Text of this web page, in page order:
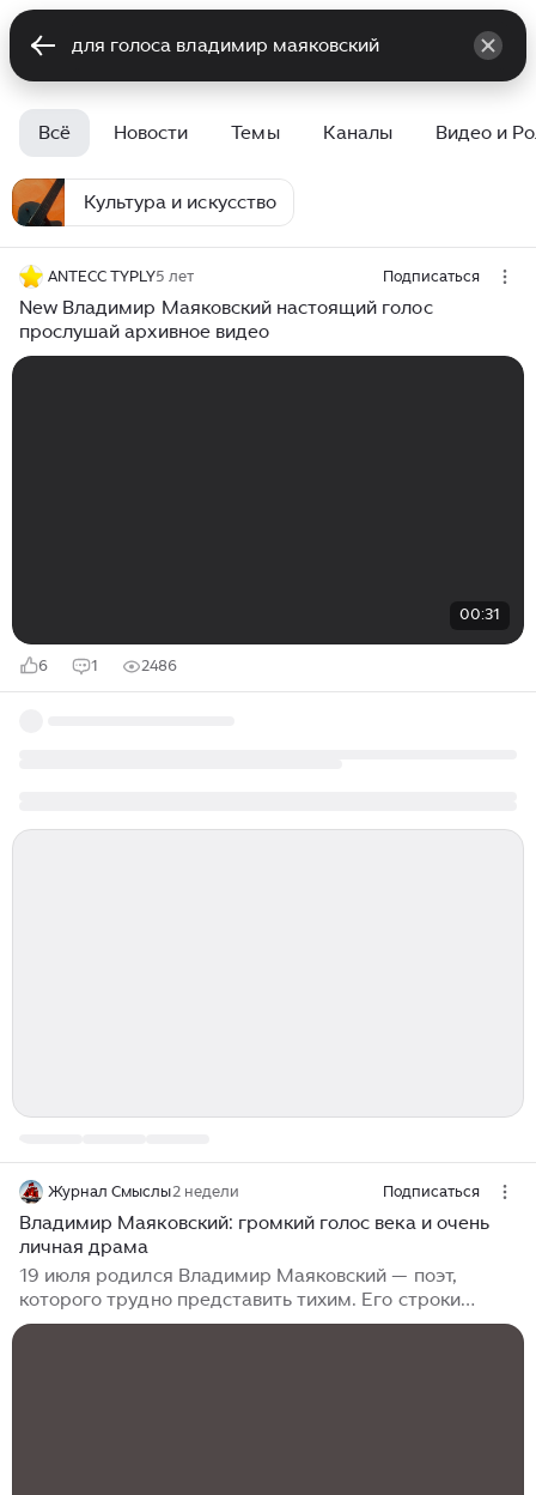
Всё Новости Темы Каналы Видео и
Культура и искусство
ANTECC TYPLY5 лет Подписаться
New Владимир Маяковский настоящий голос
прослушай архивное видео
00:31
6 1 2486
Журнал Смыслы2 недели Подписаться
Владимир Маяковский: громкий голос века и очень
личная драма
19 июля родился Владимир Маяковский — поэт,
которого трудно представить тихим. Его строки
звучали как выкрик, афиша, уличный лозунг,